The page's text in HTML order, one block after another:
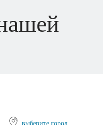
выберите город